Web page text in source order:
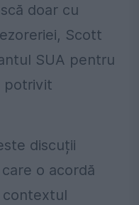
doar cu
Scott
SUA pentru
potrivit
discuții
o acordă
contextul